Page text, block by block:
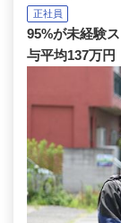
正社員
95%が未経験
与平均137万円